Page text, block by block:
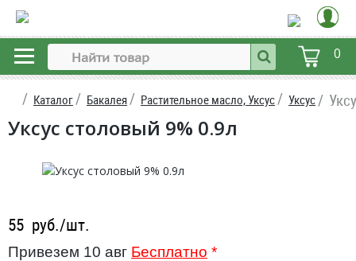
0
Каталог Бакалея Растительное масло, Уксус Уксус
Уксус столовый 9% 0.9л
55 руб./шт.
Привезем 10 авг Бесплатно *